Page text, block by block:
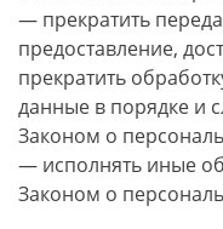
— прекратить
предоставление,
прекратить
данные в порядке и
Законом о
— исполнять иные
Законом о